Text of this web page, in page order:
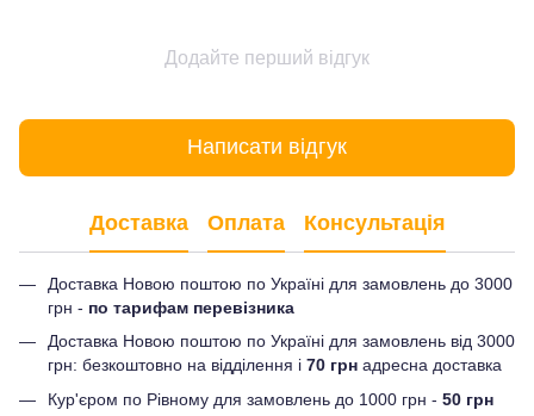
Додайте перший відгук
Написати відгук
Доставка Оплата Консультація
Доставка Новою поштою по Україні для замовлень до 3000
грн - по тарифам перевізника
Доставка Новою поштою по Україні для замовлень від 3000
грн: безкоштовно на відділення і 70 грн адресна доставка
Кур'єром по Рівному для замовлень до 1000 грн - 50 грн